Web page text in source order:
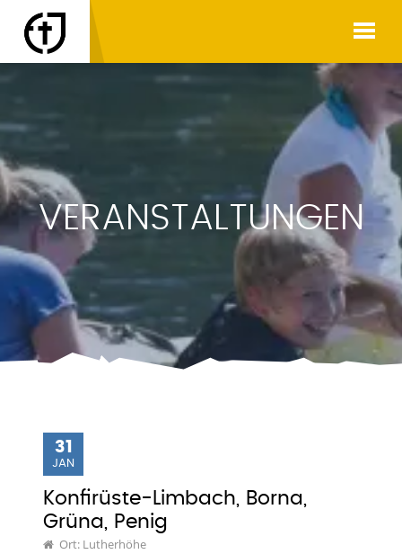
VERANSTALTUNGEN
31
JAN
Konfirüste-Limbach, Borna,
Grüna, Penig
Ort: Lutherhöhe